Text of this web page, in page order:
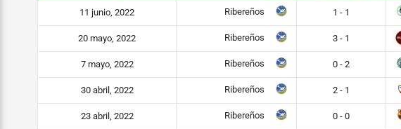
11 junio, 2022 Ribereños 1 - 1
20 mayo, 2022 Ribereños 3 - 1
7 mayo, 2022 Ribereños 0 - 2
30 abril, 2022 Ribereños 2 - 1
23 abril, 2022 Ribereños 0 - 0